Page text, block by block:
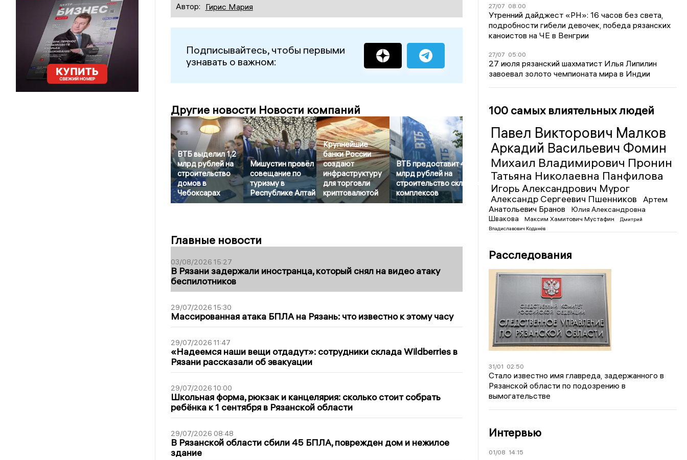
Автор: Гирис Мария
Подписывайтесь, чтобы первыми
узнавать о важном:
Другие новости Новости компаний
ВТБ выделил 1,2
млрд рублей на
строительство
домов в
Чебоксарах
Мишустин провёл
совещание по
туризму в
Республике Алтай
Крупнейшие
банки России
создают
инфраструктуру
для торговли
криптовалютой
ВТБ предоставит 4,9
млрд рублей на
строительство складских
комплексов
Главные новости
03/08/2026 15:27
В Рязани задержали иностранца, который снял на видео атаку
беспилотников
29/07/2026 15:30
Массированная атака БПЛА на Рязань: что известно к этому часу
29/07/2026 11:47
«Надеемся наши вещи отдадут»: сотрудники склада Wildberries в
Рязани рассказали об эвакуации
29/07/2026 10:00
Школьная форма, рюкзак и канцелярия: сколько стоит собрать
ребёнка к 1 сентября в Рязанской области
29/07/2026 08:48
В Рязанской области сбили 45 БПЛА, поврежден дом и нежилое
здание
27/07 08:00
Утренний дайджест «РН»: 16 часов без света,
подробности гибели девочек, победа рязанских
каноистов на ЧЕ в Венгрии
27/07 05:00
27 июля рязанский шахматист Илья Липилин
завоевал золото чемпионата мира в Индии
100 самых влиятельных людей
Павел Викторович Малков
Аркадий Васильевич Фомин
Михаил Владимирович Пронин
Татьяна Николаевна Панфилова
Игорь Александрович Мурог
Александр Сергеевич Пшенников
Артем
Анатольевич Бранов
Юлия Александровна
Швакова
Максим Хамитович Мустафин
Дмитрий
Владиславович Коданёв
Расследования
31/01 02:50
Стало известно имя главреда, задержанного в
Рязанской области по подозрению в
вымогательстве
Интервью
01/08 14:15